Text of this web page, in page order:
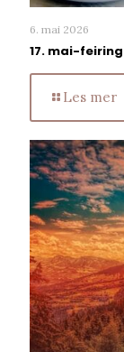
6. mai 2026
17. mai-feiring
Les mer